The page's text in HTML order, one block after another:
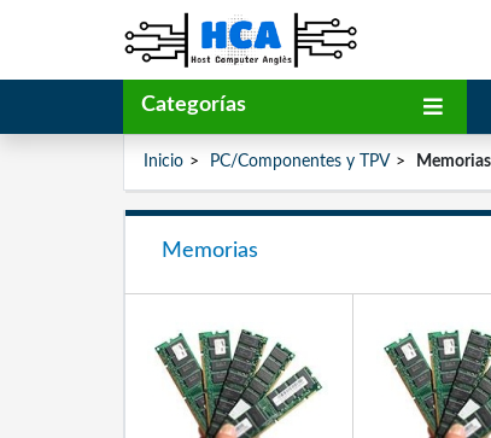
Categorías
Inicio PC/Componentes y TPV Memorias
Memorias